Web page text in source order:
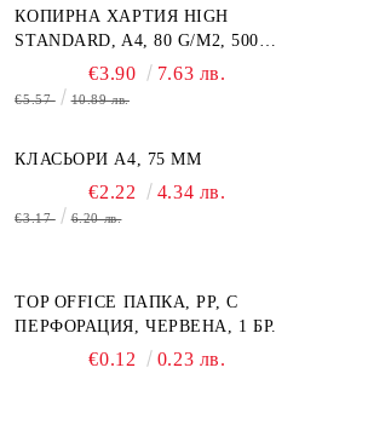
КОПИРНА ХАРТИЯ HIGH
STANDARD, A4, 80 G/M2, 500
€3.90 7.63 лв.
€5.57 10.89 лв.
КЛАСЬОРИ А4, 75 MM
€2.22 4.34 лв.
€3.17 6.20 лв.
TOP OFFICE ПАПКА, PP, С
ПЕРФОРАЦИЯ, ЧЕРВЕНА, 1 БР.
€0.12 0.23 лв.